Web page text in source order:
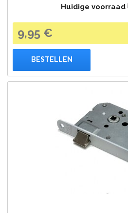
Huidige voorraad
9,95 €
BESTELLEN